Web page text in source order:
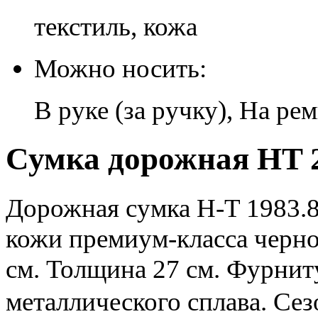
текстиль, кожа
Можно носить:
В руке (за ручку), На
Сумка дорожная HT
Дорожная сумка H-T
кожи премиум-класса
см. Толщина 27 см.
металлического сплава.